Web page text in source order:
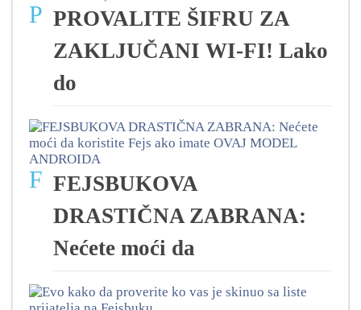
P PROVALITE ŠIFRU ZA
ZAKLJUČANI WI-FI! Lako
do
F FEJSBUKOVA
DRASTIČNA ZABRANA:
Nećete moći da